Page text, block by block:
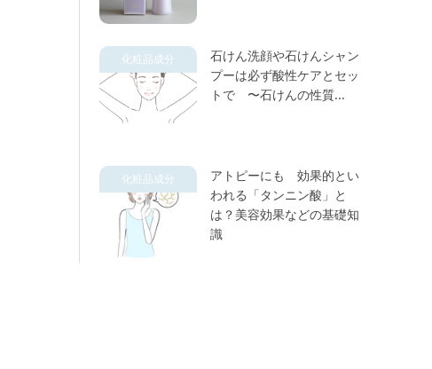
化粧品成分
石けん洗顔や石けんシャン
プーは必ず酸性ケアとセッ
トで 〜石けんの性質...
化粧品成分
アトピーにも 効果的とい
われる「タンニン酸」と
は？美容効果などの基礎知
識